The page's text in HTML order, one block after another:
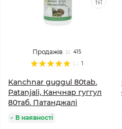
1
Продажів 415
Kanchnar guggul 80tab.
Patanjali, Канчнар гуггул
80таб. Патанджалі
В наявності